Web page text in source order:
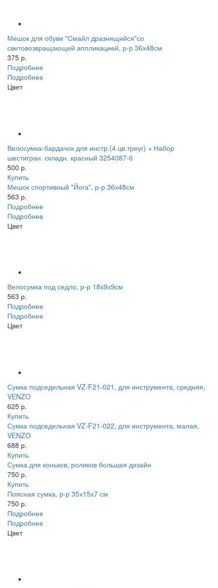
Мешок для обуви "Смайл дразнящийся"со
световозвращающей аппликацией, р-р 36х48см
375 р.
Подробнее
Подробнее
Цвет
Велосумка-бардачок для инстр.(4 цв.треуг) + Набор
шестигран. складн. красный 3254087-6
500 р.
Купить
Мешок спортивный "Йога", р-р 36х48см
563 р.
Подробнее
Подробнее
Цвет
Велосумка под седло, р-р 18х9х9см
563 р.
Подробнее
Подробнее
Цвет
Сумка подседельная VZ-F21-021, для инструмента, средняя,
VENZO
625 р.
Купить
Сумка подседельная VZ-F21-022, для инструмента, малая,
VENZO
688 р.
Купить
Сумка для коньков, роликов большая дизайн
750 р.
Купить
Поясная сумка, р-р 35х15х7 см
750 р.
Подробнее
Подробнее
Цвет